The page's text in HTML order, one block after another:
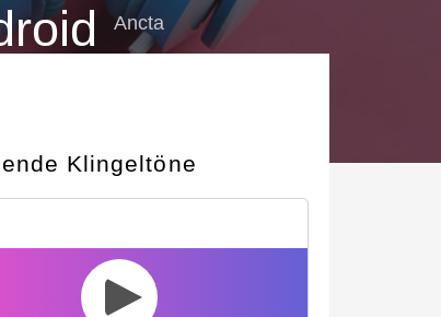
Ancta
Klingeltöne
Policy Close